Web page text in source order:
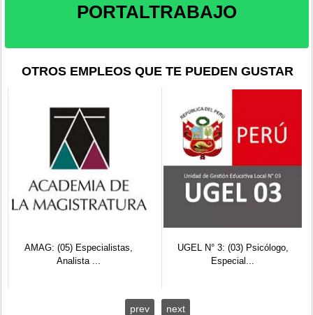
PORTALTRABAJO
OTROS EMPLEOS QUE TE PUEDEN GUSTAR
AMAG: (05) Especialistas,
Analista ...
UGEL N° 3: (03) Psicólogo,
Especial...
prev next